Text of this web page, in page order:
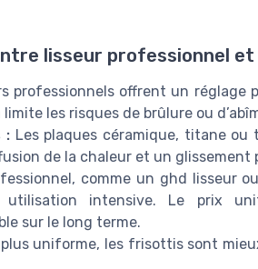
lisseur professionnel et
professionnels offrent un réglage
les risques de brûlure ou
: Les plaques céramique, titane ou
de la chaleur et un glissement
comme un ghd lisseur
utilisation intensive. Le prix
sur le long terme.
uniforme, les frisottis sont